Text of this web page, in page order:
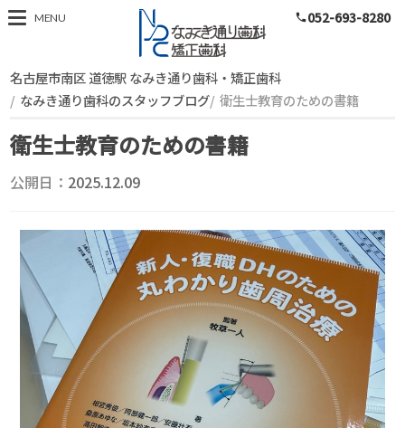
スタッフブログ
MENU phone052-693-8280
名古屋市南区 道徳駅 なみき通り歯科・矯正歯科
なみき通り歯科のスタッフブログ 衛生士教育のための書籍
衛生士教育のための書籍
公開日： 2025.12.09